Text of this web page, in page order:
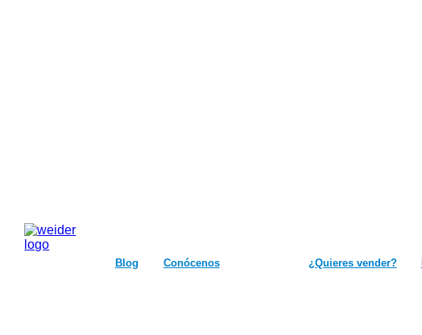
Blog Conócenos ¿Quieres vender?